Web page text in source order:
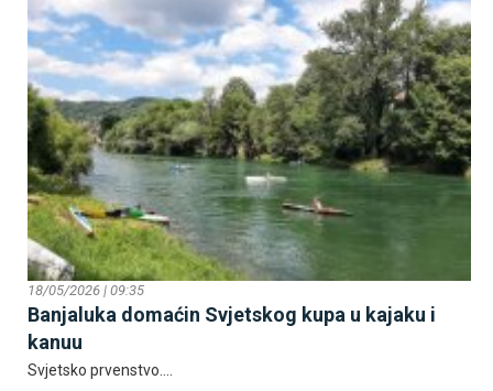
18/05/2026 | 09:35
Banjaluka domaćin Svjetskog kupa u kajaku i
kanuu
Svjetsko prvenstvo....